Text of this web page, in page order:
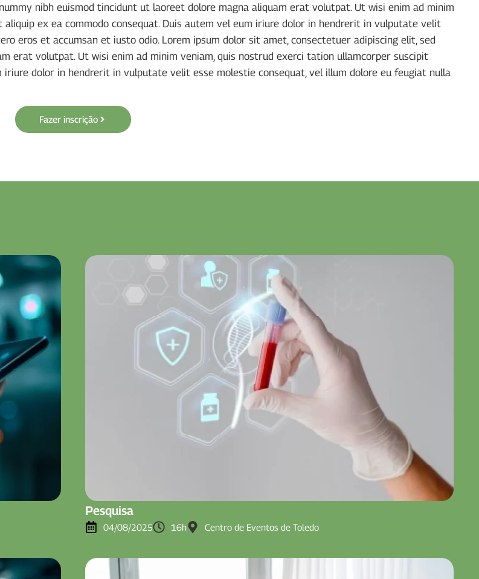
nibh euismod tincidunt ut laoreet dolore magna aliquam erat volutpat. Ut wisi enim ad minim
ex ea commodo consequat. Duis autem vel eum iriure dolor in hendrerit in vulputate velit
eros et accumsan et iusto odio. Lorem ipsum dolor sit amet, consectetuer adipiscing elit, sed
erat volutpat. Ut wisi enim ad minim veniam, quis nostrud exerci tation ullamcorper suscipit
dolor in hendrerit in vulputate velit esse molestie consequat, vel illum dolore eu feugiat nulla
Fazer inscrição
Pesquisa
04/08/2025 16h Centro de Eventos de Toledo